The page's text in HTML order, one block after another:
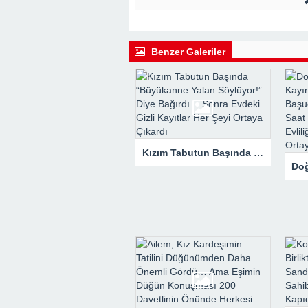
Kocam Beni Çocuksuz Diye
Şeyi Ortaya Çıkardı
Benzer Galeriler
Kızım Tabutun Başında “Büyükanne Yalan Söylüyor!” Diye Bağırdı… Sonra Evdeki Gizli Kayıtlar Her Şeyi Ortaya Çıkardı